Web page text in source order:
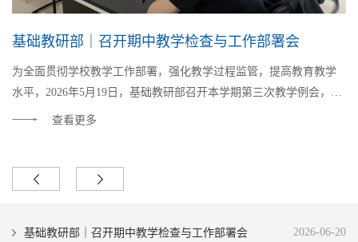
基础教研部｜召开期中教学检查与工作部署会
为全面贯彻学校教学工作部署，强化教学过程监管，提高教育教学
水平，2026年5月19日，基础教研部召开本学期第三次教学例会，聚
焦期中教学检查与工作安排主题展开研讨，针对教学检查、试卷规
查看更多
基础教研部｜召开期中教学检查与工作部署会 2026-06-20